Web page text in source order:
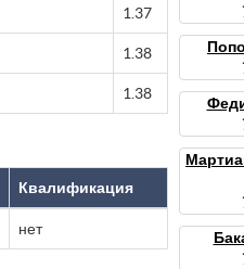
1.37
1.38
1.38
Квалификация
нет